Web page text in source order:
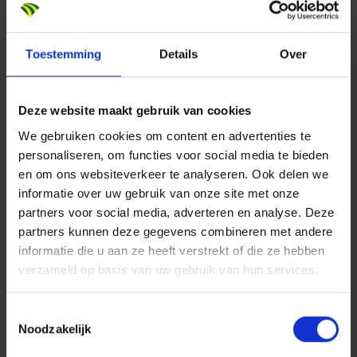
Toestemming Details Over
Deze website maakt gebruik van cookies
We gebruiken cookies om content en advertenties te
personaliseren, om functies voor social media te bieden
en om ons websiteverkeer te analyseren. Ook delen we
informatie over uw gebruik van onze site met onze
partners voor social media, adverteren en analyse. Deze
partners kunnen deze gegevens combineren met andere
informatie die u aan ze heeft verstrekt of die ze hebben
verzameld op basis van uw gebruik van hun services.
Noodzakelijk
door één deur, zowel tijdens als na het werk. Of het
nu gaat om hard werken én hard lachen, een
gezellige borrel of een potje padel, de teamspirit is
altijd aanwezig. Lees meer over Dura Vermeer
Meer bij Dura Vermeer
Dit breng jij mee
Op de eerste plaats: veiligheid staat bij jou altijd
voorop! Je hebt daardoor altijd zicht op alle lopende
Een afgeronde mbo- of hbo-opleiding richting